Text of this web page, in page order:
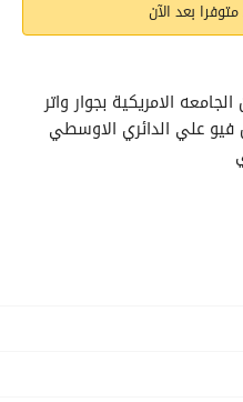
بعد الآن